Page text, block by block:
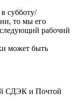
субботу/
то мы его
рабочий
может быть
СДЭК и Почтой